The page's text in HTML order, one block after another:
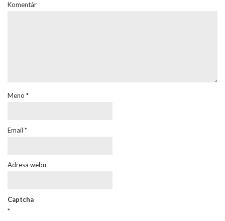
Komentár
Meno *
Email *
Adresa webu
Captcha
*